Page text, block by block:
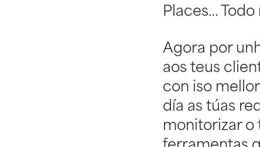
Places…
Agora por
aos teus
con iso
día as túas
monitorizar o